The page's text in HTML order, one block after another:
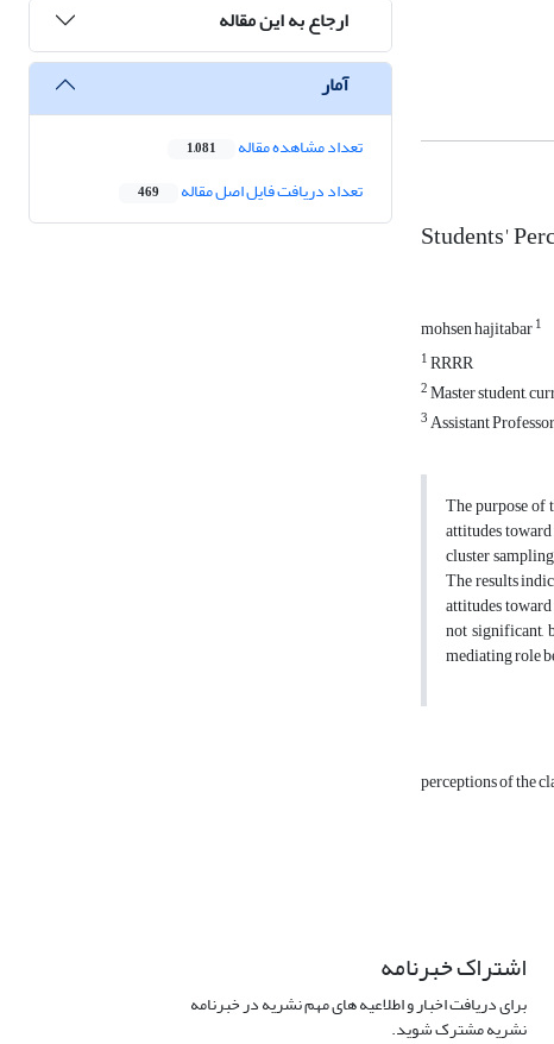
Students'
mohsen hajitabar1
1RRRR
2Master student,
3Assistant
The purpose of
attitudes
cluster
The results
attitudes
not significant,
mediating role
perceptions of the
ارجاع به این مقاله
آمار
تعداد مشاهده مقاله 1,081
تعداد دریافت فایل اصل مقاله 469
اشتراک خبرنامه
برای دریافت اخبار و اطلاعیه های مهم نشریه در خبرنامه
نشریه مشترک شوید.